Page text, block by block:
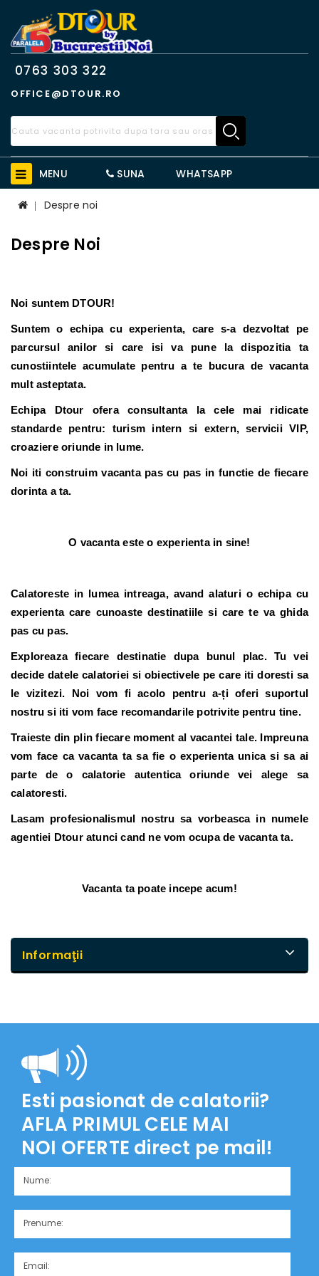
0763 303 322
OFFICE@DTOUR.RO
MENU SUNA WHATSAPP
Despre noi
Despre Noi
Noi suntem DTOUR!
Suntem o echipa cu experienta, care s-a dezvoltat pe
parcursul anilor si care isi va pune la dispozitia ta
cunostiintele acumulate pentru a te bucura de vacanta
mult asteptata.
Echipa Dtour ofera consultanta la cele mai ridicate
standarde pentru: turism intern si extern, servicii VIP,
croaziere oriunde in lume.
Noi iti construim vacanta pas cu pas in functie de fiecare
dorinta a ta.
O vacanta este o experienta in sine!
Calatoreste in lumea intreaga, avand alaturi o echipa cu
experienta care cunoaste destinatiile si care te va ghida
pas cu pas.
Exploreaza fiecare destinatie dupa bunul plac. Tu vei
decide datele calatoriei si obiectivele pe care iti doresti sa
le vizitezi. Noi vom fi acolo pentru a-ți oferi suportul
nostru si iti vom face recomandarile potrivite pentru tine.
Traieste din plin fiecare moment al vacantei tale. Impreuna
vom face ca vacanta ta sa fie o experienta unica si sa ai
parte de o calatorie autentica oriunde vei alege sa
calatoresti.
Lasam profesionalismul nostru sa vorbeasca in numele
agentiei Dtour atunci cand ne vom ocupa de vacanta ta.
Vacanta ta poate incepe acum!
Informaţii
Esti pasionat de calatorii?
AFLA PRIMUL CELE MAI
NOI OFERTE direct pe mail!